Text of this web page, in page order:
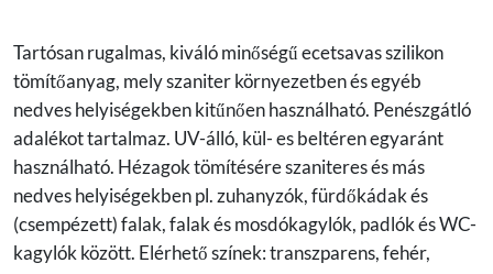
Tartósan rugalmas, kiváló minőségű ecetsavas szilikon
tömítőanyag, mely szaniter környezetben és egyéb
nedves helyiségekben kitűnően használható. Penészgátló
adalékot tartalmaz. UV-álló, kül- es beltéren egyaránt
használható. Hézagok tömítésére szaniteres és más
nedves helyiségekben pl. zuhanyzók, fürdőkádak és
(csempézett) falak, falak és mosdókagylók, padlók és WC-
kagylók között. Elérhető színek: transzparens, fehér,